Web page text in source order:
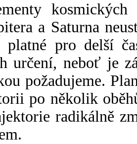
a Saturna
platné pro delší
určení, neboť je
požadujeme.
po několik
radikálně